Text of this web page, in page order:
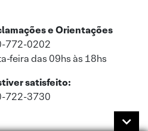
e Orientações
772-0202
feira das 09hs às 18hs
satisfeito:
722-3730